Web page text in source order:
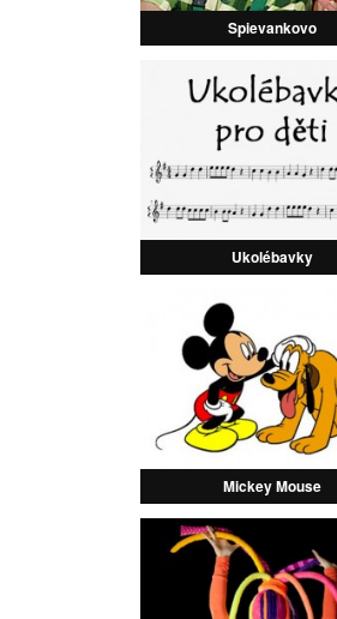
Spievankovo
Ukolébavky
Mickey Mouse